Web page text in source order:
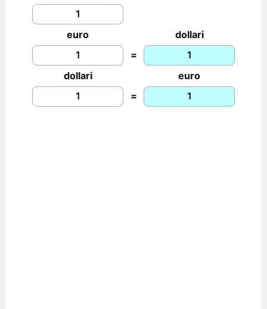
euro
dollari
=
dollari
euro
=